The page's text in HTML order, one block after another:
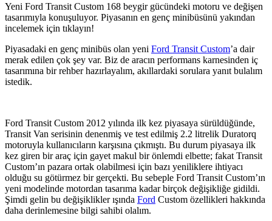
Yeni Ford Transit Custom 168 beygir gücündeki motoru ve değişen
tasarımıyla konuşuluyor. Piyasanın en genç minibüsünü yakından
incelemek için tıklayın!
Piyasadaki en genç minibüs olan yeni Ford Transit Custom’a dair
merak edilen çok şey var. Biz de aracın performans karnesinden iç
tasarımına bir rehber hazırlayalım, akıllardaki sorulara yanıt bulalım
istedik.
Ford Transit Custom 2012 yılında ilk kez piyasaya sürüldüğünde,
Transit Van serisinin denenmiş ve test edilmiş 2.2 litrelik Duratorq
motoruyla kullanıcıların karşısına çıkmıştı. Bu durum piyasaya ilk
kez giren bir araç için gayet makul bir önlemdi elbette; fakat Transit
Custom’ın pazara ortak olabilmesi için bazı yeniliklere ihtiyacı
olduğu su götürmez bir gerçekti. Bu sebeple Ford Transit Custom’ın
yeni modelinde motordan tasarıma kadar birçok değişikliğe gidildi.
Şimdi gelin bu değişiklikler ışında Ford Custom özellikleri hakkında
daha derinlemesine bilgi sahibi olalım.